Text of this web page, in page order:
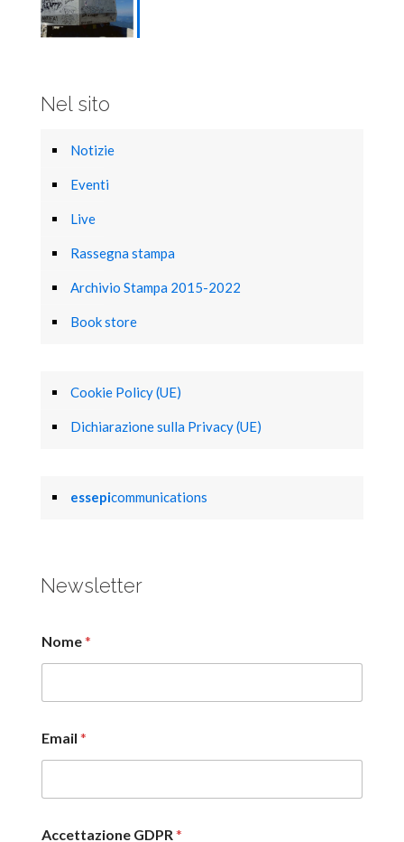
Nel sito
Notizie
Eventi
Live
Rassegna stampa
Archivio Stampa 2015-2022
Book store
Cookie Policy (UE)
Dichiarazione sulla Privacy (UE)
essepicommunications
Newsletter
Nome*
Email *
Accettazione GDPR *